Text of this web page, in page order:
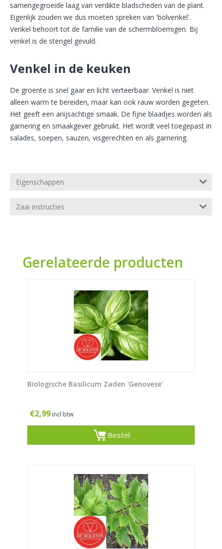
samengegroeide laag van verdikte bladscheden van de plant.
Eigenlijk zouden we dus moeten spreken van 'bolvenkel'.
Venkel behoort tot de familie van de schermbloemigen. Bij
venkel is de stengel gevuld.
Venkel in de keuken
De groente is snel gaar en licht verteerbaar. Venkel is niet
alleen warm te bereiden, maar kan ook rauw worden gegeten.
Het geeft een anijsachtige smaak. De fijne blaadjes worden als
garnering en smaakgever gebruikt. Het wordt veel toegepast in
salades, soepen, sauzen, visgerechten en als garnering.
Eigenschappen
Zaai instructies
Gerelateerde producten
Biologische Basilicum Zaden 'Genovese'
€2,99 incl btw
Bestel